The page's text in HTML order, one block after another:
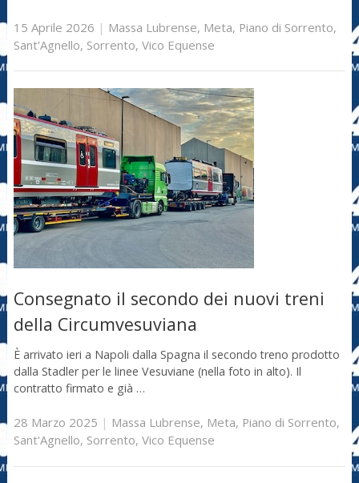
15 Aprile 2026 | Massa Lubrense, Meta, Piano di Sorrento,
Sant'Agnello, Sorrento, Vico Equense
Consegnato il secondo dei nuovi treni
della Circumvesuviana
È arrivato ieri a Napoli dalla Spagna il secondo treno prodotto
dalla Stadler per le linee Vesuviane (nella foto in alto). Il
contratto firmato e già …
28 Marzo 2025 | Massa Lubrense, Meta, Piano di Sorrento,
Sant'Agnello, Sorrento, Vico Equense